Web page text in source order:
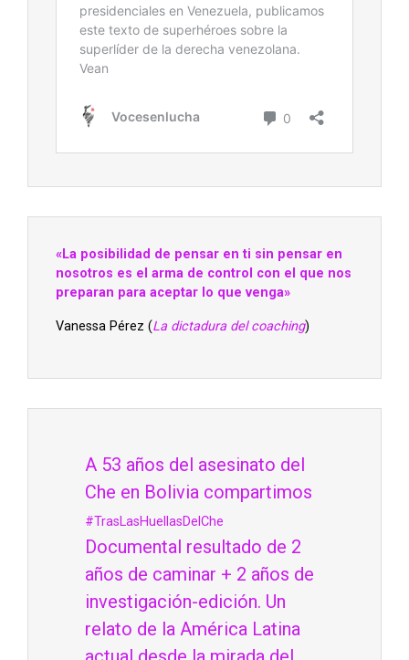
«La posibilidad de pensar en ti sin pensar en
nosotros es el arma de control con el que nos
preparan para aceptar lo que venga»
Vanessa Pérez (La dictadura del coaching)
A 53 años del asesinato del
Che en Bolivia compartimos
#TrasLasHuellasDelChe
Documental resultado de 2
años de caminar + 2 años de
investigación-edición. Un
relato de la América Latina